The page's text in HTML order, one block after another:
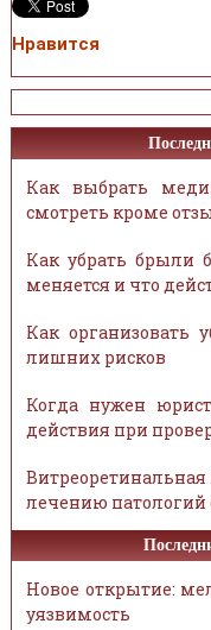
Нравится
Как выбрать
смотреть кроме
Как убрать брыли
меняется и что
Как организовать
лишних рисков
Когда нужен
действия при
Витреоретинальная
лечению патологий
Новое открытие:
уязвимость